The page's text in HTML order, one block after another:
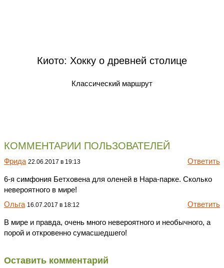
Киото: Хокку о древней столице
Классический маршрут
КОММЕНТАРИИ ПОЛЬЗОВАТЕЛЕЙ
Фрида 22.06.2017 в 19:13 Ответить
6-я симфония Бетховена для оленей в Нара-парке. Сколько
невероятного в мире!
Ольга 16.07.2017 в 18:12 Ответить
В мире и правда, очень много невероятного и необычного, а
порой и откровенно сумасшедшего!
Оставить комментарий